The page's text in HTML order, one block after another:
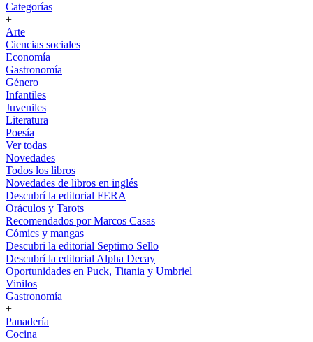
Categorías
+
Arte
Ciencias sociales
Economía
Gastronomía
Género
Infantiles
Juveniles
Literatura
Poesía
Ver todas
Novedades
Todos los libros
Novedades de libros en inglés
Descubrí la editorial FERA
Oráculos y Tarots
Recomendados por Marcos Casas
Cómics y mangas
Descubri la editorial Septimo Sello
Descubrí la editorial Alpha Decay
Oportunidades en Puck, Titania y Umbriel
Vinilos
Gastronomía
+
Panadería
Cocina